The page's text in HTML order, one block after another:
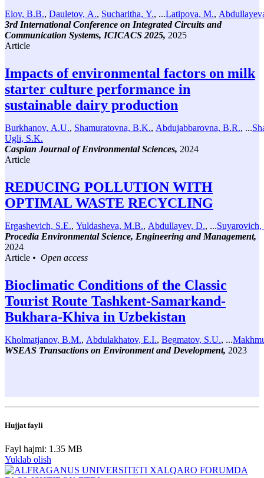
Elov, B.B., Dauletov, A., Sucharitha, Y., ...Latipova, M.,
3rd International Conference on Integrated Circuits and
Communication Systems, ICICACS 2025, 2025
Article
Impacts of environmental factors on milk
starter culture performance in
sustainable dairy production
Burkhanov, A.U., Shamuratovna, B.K., Abdujabbarovna, B.R., ...
Ugli, S.K.
Caspian Journal of Environmental Sciences, 2024
Article
REDUCING POLLUTION WITH
OPTIMAL WASTE RECYCLING
Ergashevich, S.E., Yuldasheva, M.B., Abdullayev, D., ...
Procedia Environmental Science, Engineering and Management,
2024
Article • Open access
Bioclimatic Conditions of the Classic
Tourist Route Tashkent-Samarkand-
Bukhara-Khiva in Uzbekistan
Kholmatjanov, B.M., Abdulakhatov, E.I., Begmatov, S.U., ...
WSEAS Transactions on Environment and Development, 2023
Hujjat fayli
Fayl hajmi: 1.35 MB
Yuklab olish